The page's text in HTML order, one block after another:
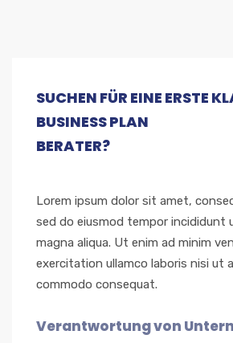
SUCHEN FÜR EINE ERSTE
BUSINESS PLAN
BERATER?
Lorem ipsum dolor sit amet,
sed do eiusmod tempor incididunt
magna aliqua. Ut enim ad minim
exercitation ullamco laboris nisi ut
commodo consequat.
Verantwortung von